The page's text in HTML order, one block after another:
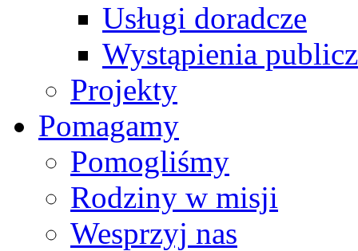
Usługi doradcze
Wystąpienia
Projekty
Pomagamy
Pomogliśmy
Rodziny w misji
Wesprzyj nas